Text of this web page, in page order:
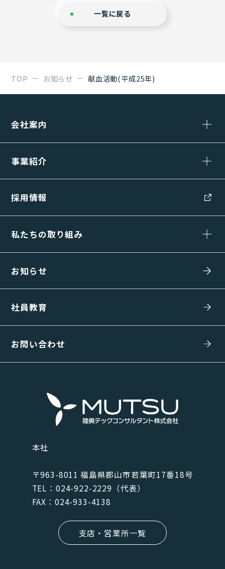
一覧に戻る
TOP お知らせ 献血活動(平成25年)
会社案内
事業紹介
採用情報
私たちの取り組み
お知らせ
社員教育
お問い合わせ
本社
〒963-8011 福島県郡⼭市若葉町17番18号
TEL：024-922-2229（代表）
FAX：024-933-4138
支店・営業所一覧